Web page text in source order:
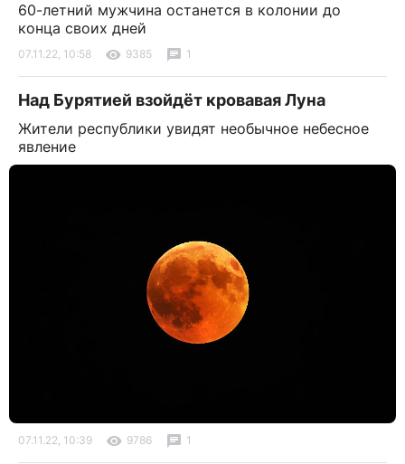
60-летний мужчина останется в колонии до
конца своих дней
07.11.22, 10:58 9385 1
Над Бурятией взойдёт кровавая Луна
Жители республики увидят необычное небесное
явление
07.11.22, 10:39 9786 1